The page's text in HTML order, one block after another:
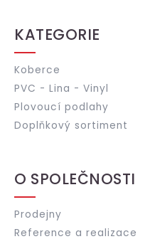
KATEGORIE
Koberce
PVC - Lina - Vinyl
Plovoucí podlahy
Doplňkový sortiment
O SPOLEČNOSTI
Prodejny
Reference a realizace